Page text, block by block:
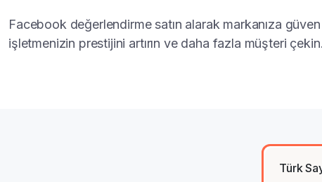
Facebook değerlendirme satın alarak markanıza güven
işletmenizin prestijini artırın ve daha fazla müşteri çekin.
Türk